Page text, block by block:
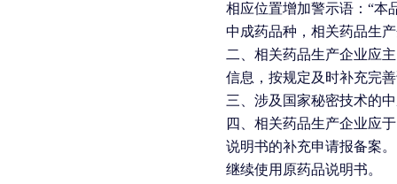
相应位置增加警示语：“本
中成药品种，相关药品生
二、相关药品生产企业应
信息，按规定及时补充完
三、涉及国家秘密技术的
四、相关药品生产企业应
说明书的补充申请报备案
继续使用原药品说明书。